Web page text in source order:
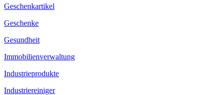
Geschenkartikel
Geschenke
Gesundheit
Immobilienverwaltung
Industrieprodukte
Industriereiniger